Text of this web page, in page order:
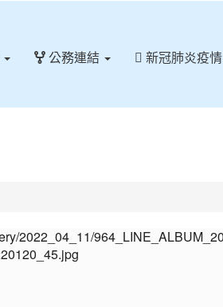
公務連結 新冠肺炎疫情